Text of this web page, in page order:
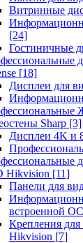
Витринные
[24]
Гостиничные
[18]
Дисплеи для
Sharp [3]
Дисплеи 4K и
Hikvision [11]
Панели для
встроенной
Крепления для
Hikvision [7]